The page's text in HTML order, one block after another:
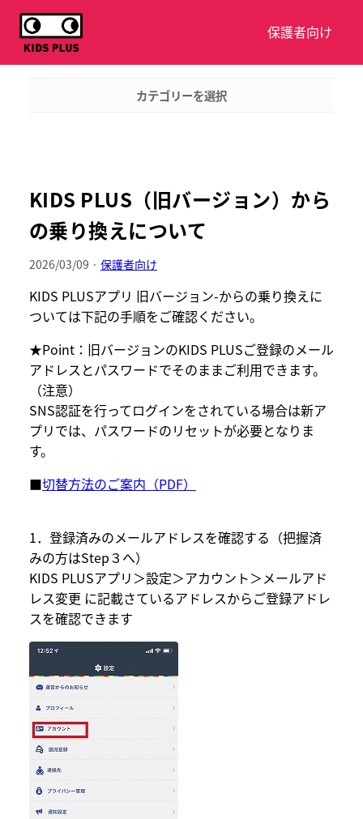
保護者向け
カテゴリーを選択
KIDS PLUS（旧バージョン）から
の乗り換えについて
2026/03/09 · 保護者向け
KIDS PLUSアプリ 旧バージョン-からの乗り換えに
ついては下記の手順をご確認ください。
★Point：旧バージョンのKIDS PLUSご登録のメール
アドレスとパスワードでそのままご利用できます。
（注意）
SNS認証を行ってログインをされている場合は新ア
プリでは、パスワードのリセットが必要となりま
す。
■切替方法のご案内（PDF）
1．登録済みのメールアドレスを確認する（把握済
みの方はStep３へ）
KIDS PLUSアプリ＞設定＞アカウント＞メールアド
レス変更 に記載さているアドレスからご登録アドレ
スを確認できます